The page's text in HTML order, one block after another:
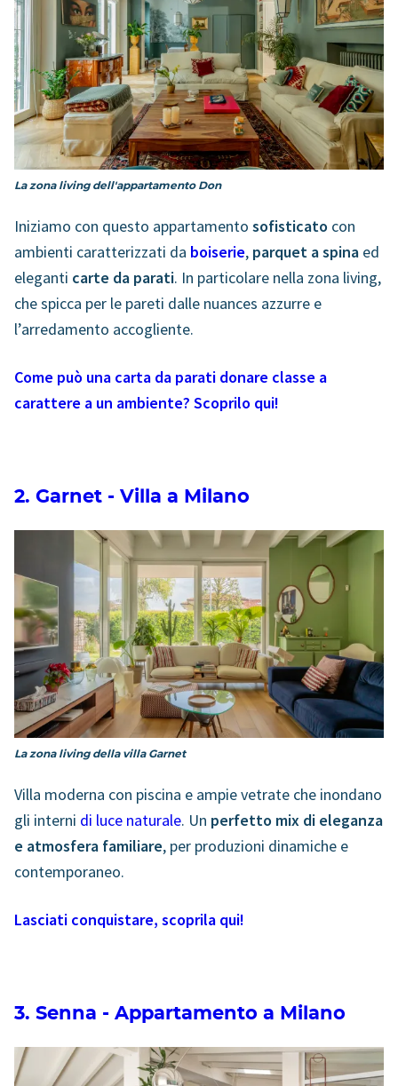
La zona living dell'appartamento Don
Iniziamo con questo appartamento sofisticato con
ambienti caratterizzati da boiserie, parquet a spina ed
eleganti carte da parati. In particolare nella zona living,
che spicca per le pareti dalle nuances azzurre e
l’arredamento accogliente.
Come può una carta da parati donare classe a
carattere a un ambiente? Scoprilo qui!
2. Garnet - Villa a Milano
La zona living della villa Garnet
Villa moderna con piscina e ampie vetrate che inondano
gli interni di luce naturale. Un perfetto mix di eleganza
e atmosfera familiare, per produzioni dinamiche e
contemporaneo.
Lasciati conquistare, scoprila qui!
3. Senna - Appartamento a Milano